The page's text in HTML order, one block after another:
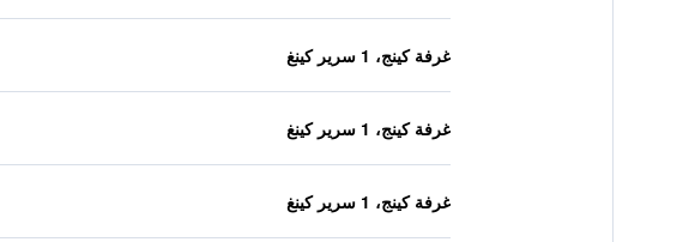
غرفة كينج، 1 سرير كينغ
غرفة كينج، 1 سرير كينغ
غرفة كينج، 1 سرير كينغ